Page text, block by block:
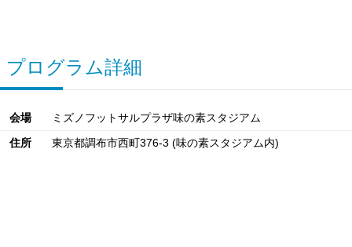
プログラム詳細
会場
ミズノフットサルプラザ味の素スタジアム
住所
東京都調布市西町376-3 (味の素スタジアム内)